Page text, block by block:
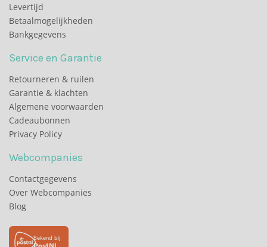
Levertijd
Betaalmogelijkheden
Bankgegevens
Service en Garantie
Retourneren & ruilen
Garantie & klachten
Algemene voorwaarden
Cadeaubonnen
Privacy Policy
Webcompanies
Contactgegevens
Over Webcompanies
Blog